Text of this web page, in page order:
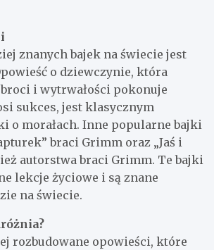
znanych bajek na świecie jest
o dziewczynie, która
i wytrwałości pokonuje
sukces, jest klasycznym
o morałach. Inne popularne bajki
braci Grimm oraz „Jaś i
autorstwa braci Grimm. Te bajki
lekcje życiowe i są znane
na świecie.
rozbudowane opowieści, które